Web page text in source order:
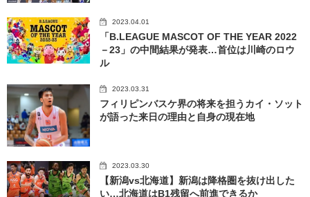
2023.04.01
「B.LEAGUE MASCOT OF THE YEAR 2022
－23」の中間結果が発表…首位は川崎のロウ
ル
2023.03.31
フィリピンバスケ界の将来を担うカイ・ソット
が語った来日の理由と自身の現在地
2023.03.30
【新潟vs北海道】新潟は降格圏を抜け出した
い…北海道はB1残留へ前進できるか